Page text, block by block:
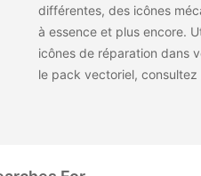
différentes, des icônes
à essence et plus encore.
icônes de réparation dans
le pack vectoriel, consultez